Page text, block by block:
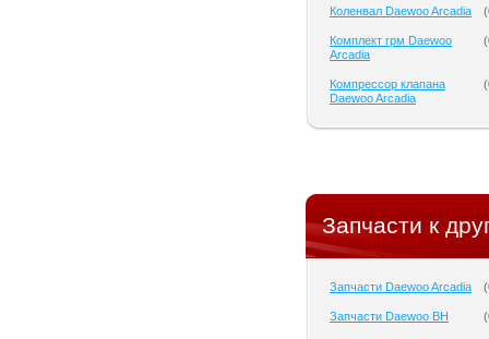
Коленвал Daewoo Arcadia (
Комплект грм Daewoo
Arcadia
(
Компрессор клапана
Daewoo Arcadia
(
Запчасти к
Запчасти Daewoo Arcadia (
Запчасти Daewoo BH (